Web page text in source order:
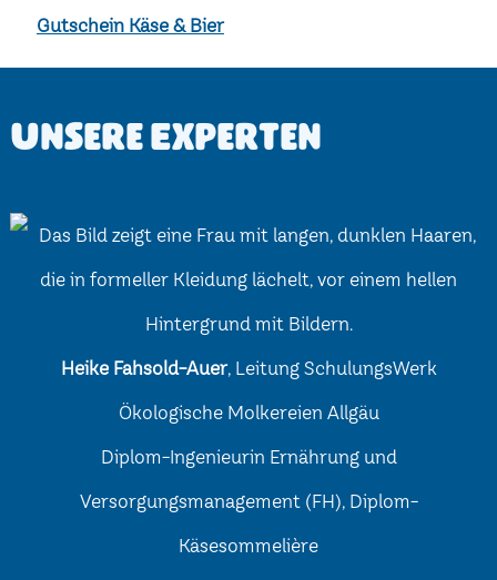
Gutschein Käse & Bier
Unsere Experten
Heike Fahsold-Auer, Leitung SchulungsWerk
Ökologische Molkereien Allgäu
Diplom-Ingenieurin Ernährung und
Versorgungsmanagement (FH), Diplom-
Käsesommelière